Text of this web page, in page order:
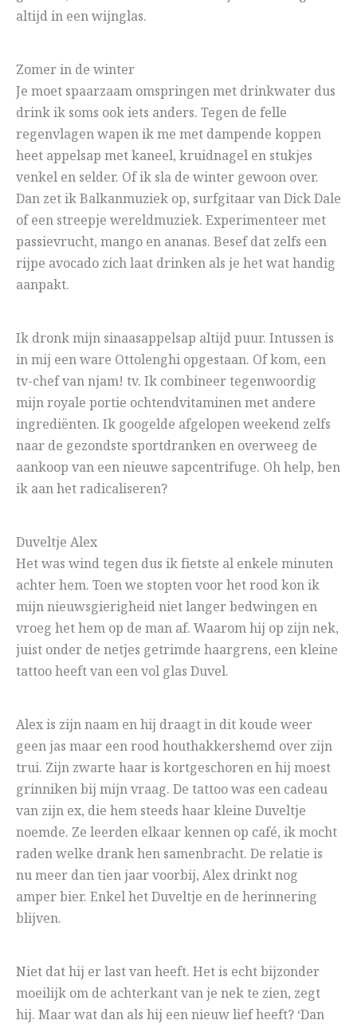
altijd in een wijnglas.
Zomer in de winter
Je moet spaarzaam omspringen met drinkwater dus
drink ik soms ook iets anders. Tegen de felle
regenvlagen wapen ik me met dampende koppen
heet appelsap met kaneel, kruidnagel en stukjes
venkel en selder. Of ik sla de winter gewoon over.
Dan zet ik Balkanmuziek op, surfgitaar van Dick Dale
of een streepje wereldmuziek. Experimenteer met
passievrucht, mango en ananas. Besef dat zelfs een
rijpe avocado zich laat drinken als je het wat handig
aanpakt.
Ik dronk mijn sinaasappelsap altijd puur. Intussen is
in mij een ware Ottolenghi opgestaan. Of kom, een
tv-chef van njam! tv. Ik combineer tegenwoordig
mijn royale portie ochtendvitaminen met andere
ingrediënten. Ik googelde afgelopen weekend zelfs
naar de gezondste sportdranken en overweeg de
aankoop van een nieuwe sapcentrifuge. Oh help, ben
ik aan het radicaliseren?
Duveltje Alex
Het was wind tegen dus ik fietste al enkele minuten
achter hem. Toen we stopten voor het rood kon ik
mijn nieuwsgierigheid niet langer bedwingen en
vroeg het hem op de man af. Waarom hij op zijn nek,
juist onder de netjes getrimde haargrens, een kleine
tattoo heeft van een vol glas Duvel.
Alex is zijn naam en hij draagt in dit koude weer
geen jas maar een rood houthakkershemd over zijn
trui. Zijn zwarte haar is kortgeschoren en hij moest
grinniken bij mijn vraag. De tattoo was een cadeau
van zijn ex, die hem steeds haar kleine Duveltje
noemde. Ze leerden elkaar kennen op café, ik mocht
raden welke drank hen samenbracht. De relatie is
nu meer dan tien jaar voorbij, Alex drinkt nog
amper bier. Enkel het Duveltje en de herinnering
blijven.
Niet dat hij er last van heeft. Het is echt bijzonder
moeilijk om de achterkant van je nek te zien, zegt
hij. Maar wat dan als hij een nieuw lief heeft? ‘Dan